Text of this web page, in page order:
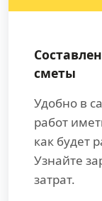
сметы
Удобно в
работ
как будет
Узнайте
затрат.